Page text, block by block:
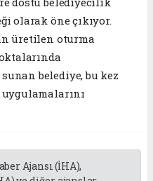
olarak öne çıkıyor.
üretilen oturma
belediye, bu kez
Ajansı (İHA),